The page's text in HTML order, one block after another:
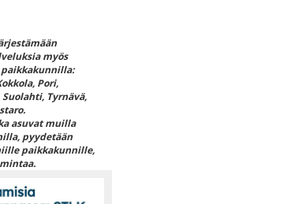
myös
Pori,
Tyrnävä,
asuvat muilla
pyydetään
paikkakunnille,